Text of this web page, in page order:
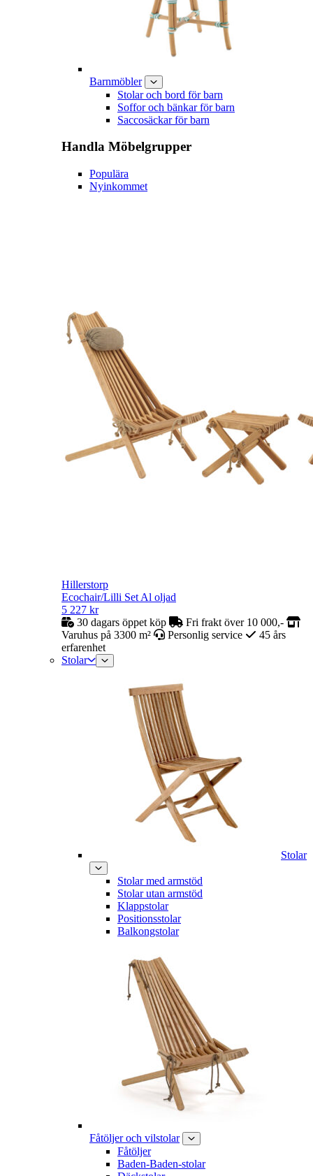
Barnmöbler
Stolar och bord för barn
Soffor och bänkar för barn
Saccosäckar för barn
Handla Möbelgrupper
Populära
Nyinkommet
Hillerstorp
Ecochair/Lilli Set Al oljad
5 227 kr
30 dagars öppet köp
Fri frakt över 10 000,-
Varuhus på 3300 m²
Personlig service
45 års
erfarenhet
Stolar
Stolar
Stolar med armstöd
Stolar utan armstöd
Klappstolar
Positionsstolar
Balkongstolar
Fåtöljer och vilstolar
Fåtöljer
Baden-Baden-stolar